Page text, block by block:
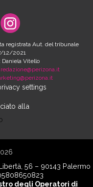
registrata Aut. del tribunale
12/2021
: Daniela Vitello
redazione@perizona.it
settings
alla
56 – 90143 Palermo
degli Operatori di